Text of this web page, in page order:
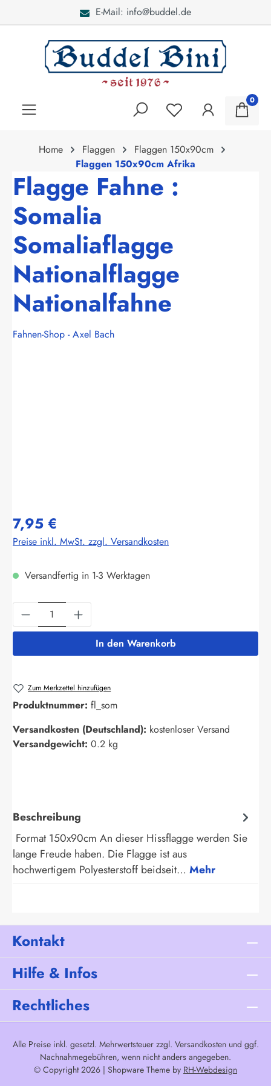
E-Mail: info@buddel.de
0
Home Flaggen
Flaggen 150x90cm
Flaggen 150x90cm Afrika
Flagge Fahne :
Somalia
Somaliaflagge
Nationalflagge
Nationalfahne
Fahnen-Shop - Axel Bach
7,95 €
Preise inkl. MwSt. zzgl. Versandkosten
Versandfertig in 1-3 Werktagen
Produkt Anzahl: Gib den gewünschten
In den Warenkorb
Zum Merkzettel hinzufügen
Produktnummer: fl_som
Versandkosten (Deutschland): kostenloser Versand
Versandgewicht: 0.2 kg
Beschreibung
Format 150x90cm An dieser Hissflagge werden Sie
lange Freude haben. Die Flagge ist aus
hochwertigem Polyesterstoff beidseit… Mehr
Kontakt
Hilfe & Infos
Rechtliches
Alle Preise inkl. gesetzl. Mehrwertsteuer zzgl. Versandkostenund ggf.
Nachnahmegebühren, wenn nicht anders angegeben.
© Copyright 2026 | Shopware Theme by RH-Webdesign